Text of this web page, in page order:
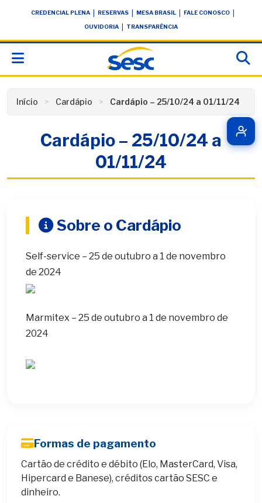
conteúdoCREDENCIAL PLENA RESERVAS MESA BRASIL FALE CONOSCO
OUVIDORIA TRANSPARÊNCIA
Início Cardápio Cardápio – 25/10/24 a 01/11/24
Cardápio – 25/10/24 a
01/11/24
Sobre o Cardápio
Self-service – 25 de outubro a 1 de novembro
de 2024
Marmitex – 25 de outubro a 1 de novembro de
2024
Formas de pagamento
Cartão de crédito e débito (Elo, MasterCard, Visa,
Hipercard e Banese), créditos cartão SESC e
dinheiro.